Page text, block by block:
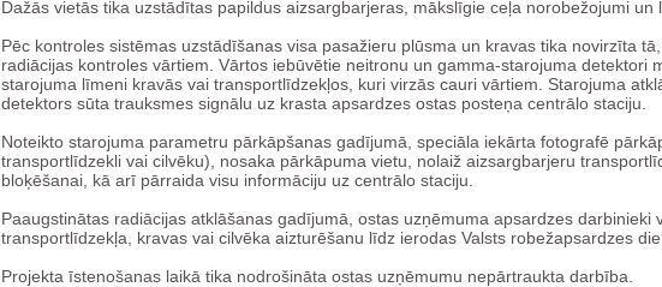
Dažās vietās tika uzstādītas papildus aizsargbarjeras, mākslīgie ceļa norobežojumi un
Pēc kontroles sistēmas uzstādīšanas visa pasažieru plūsma un kravas tika novirzīta
radiācijas kontroles vārtiem. Vārtos iebūvētie neitronu un gamma-starojuma detektori
starojuma līmeni kravās vai transportlīdzekļos, kuri virzās cauri vārtiem. Starojuma
detektors sūta trauksmes signālu uz krasta apsardzes ostas posteņa centrālo staciju.
Noteikto starojuma parametru pārkāpšanas gadījumā, speciāla iekārta fotografē
transportlīdzekli vai cilvēku), nosaka pārkāpuma vietu, nolaiž aizsargbarjeru
bloķēšanai, kā arī pārraida visu informāciju uz centrālo staciju.
Paaugstinātas radiācijas atklāšanas gadījumā, ostas uzņēmuma apsardzes darbinieki
transportlīdzekļa, kravas vai cilvēka aizturēšanu līdz ierodas Valsts robežapsardzes
Projekta īstenošanas laikā tika nodrošināta ostas uzņēmumu nepārtraukta darbība.